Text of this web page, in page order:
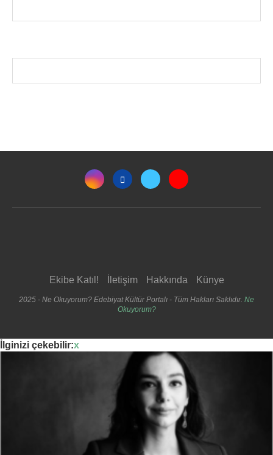
Ekibe Katıl! İletişim Hakkında Künye
2025 - Ne Okuyorum? Edebiyat Kültür Portalı - Tüm Hakları Saklıdır. Ne
Okuyorum?
İlginizi çekebilir:x